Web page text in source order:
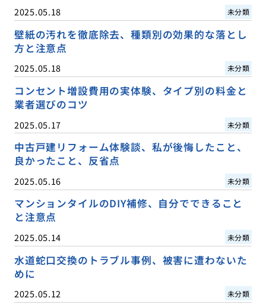
2025.05.18 未分類
壁紙の汚れを徹底除去、種類別の効果的な落とし
方と注意点
2025.05.18 未分類
コンセント増設費用の実体験、タイプ別の料金と
業者選びのコツ
2025.05.17 未分類
中古戸建リフォーム体験談、私が後悔したこと、
良かったこと、反省点
2025.05.16 未分類
マンションタイルのDIY補修、自分でできること
と注意点
2025.05.14 未分類
水道蛇口交換のトラブル事例、被害に遭わないた
めに
2025.05.12 未分類